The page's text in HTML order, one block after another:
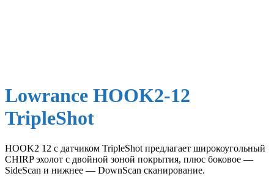
Lowrance HOOK2-12
TripleShot
HOOK2 12 с датчиком TripleShot предлагает широкоугольный
CHIRP эхолот с двойной зоной покрытия, плюс боковое —
SideScan и нижнее — DownScan сканирование.